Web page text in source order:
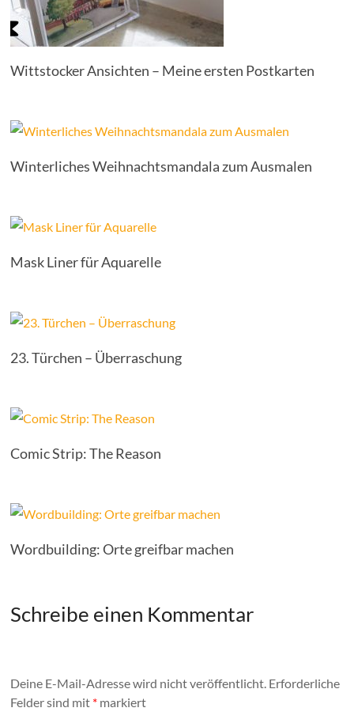
Wittstocker Ansichten – Meine ersten Postkarten
Winterliches Weihnachtsmandala zum Ausmalen
Mask Liner für Aquarelle
23. Türchen – Überraschung
Comic Strip: The Reason
Wordbuilding: Orte greifbar machen
Schreibe einen Kommentar
Deine E-Mail-Adresse wird nicht veröffentlicht. Erforderliche
Felder sind mit * markiert